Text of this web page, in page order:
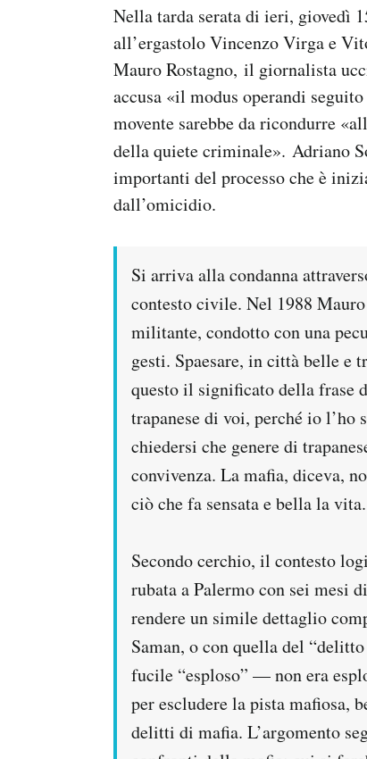
Nella tarda serata di ieri, giovedì
all’ergastolo Vincenzo Virga e
Mauro Rostagno, il giornalista
accusa «il modus operandi
movente sarebbe da ricondurre
della quiete criminale». Adriano
importanti del processo che è
dall’omicidio.
Si arriva alla condanna
contesto civile. Nel 1988
militante, condotto con una
gesti. Spaesare, in città belle e
questo il significato della frase
trapanese di voi, perché io
chiedersi che genere di
convivenza. La mafia, diceva,
ciò che fa sensata e bella la vita.
Secondo cerchio, il contesto
rubata a Palermo con sei mesi
rendere un simile dettaglio
Saman, o con quella del
fucile “esploso” — non era
per escludere la pista mafiosa,
delitti di mafia. L’argomento